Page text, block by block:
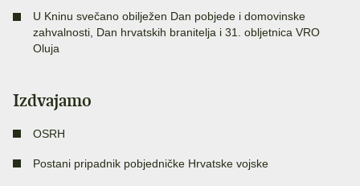
U Kninu svečano obilježen Dan pobjede i domovinske
zahvalnosti, Dan hrvatskih branitelja i 31. obljetnica VRO
Oluja
Izdvajamo
OSRH
Postani pripadnik pobjedničke Hrvatske vojske